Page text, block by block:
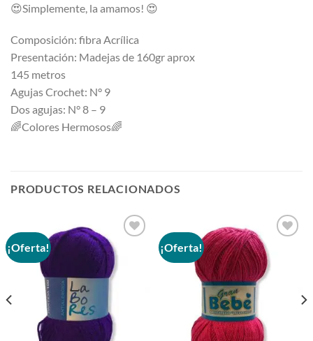
😍Simplemente, la amamos! 😍
Composición: fibra Acrílica
Presentación: Madejas de 160gr aprox
145 metros
Agujas Crochet: N° 9
Dos agujas: N° 8 – 9
🌈Colores Hermosos🌈
PRODUCTOS RELACIONADOS
¡Oferta! ¡Oferta!